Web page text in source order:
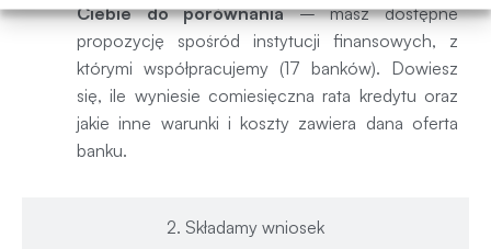
2. Składamy wniosek
Ciebie do porównania– masz dostępne
propozycję spośród instytucji finansowych, z
którymi współpracujemy (17 banków). Dowiesz
się, ile wyniesie comiesięczna rata kredytu oraz
jakie inne warunki i koszty zawiera dana oferta
banku.